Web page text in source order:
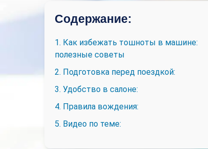
Содержание:
1. Как избежать тошноты в машине:
полезные советы
2. Подготовка перед поездкой:
3. Удобство в салоне:
4. Правила вождения:
5. Видео по теме: